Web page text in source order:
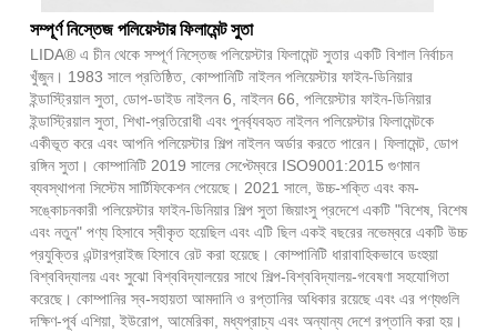
সম্পূর্ণ নিস্তেজ পলিয়েস্টার ফিলামেন্ট সুতা
LIDA® এ চীন থেকে সম্পূর্ণ নিস্তেজ পলিয়েস্টার ফিলামেন্ট সুতার একটি বিশাল নির্বাচন
খুঁজুন। 1983 সালে প্রতিষ্ঠিত, কোম্পানিটি নাইলন পলিয়েস্টার ফাইন-ডিনিয়ার
ইন্ডাস্ট্রিয়াল সুতা, ডোপ-ডাইড নাইলন 6, নাইলন 66, পলিয়েস্টার ফাইন-ডিনিয়ার
ইন্ডাস্ট্রিয়াল সুতা, শিখা-প্রতিরোধী এবং পুনর্ব্যবহৃত নাইলন পলিয়েস্টার ফিলামেন্টকে
একীভূত করে এবং আপনি পলিয়েস্টার শিল্প নাইলন অর্ডার করতে পারেন। ফিলামেন্ট, ডোপ
রঙ্গিন সুতা। কোম্পানিটি 2019 সালের সেপ্টেম্বরে ISO9001:2015 গুণমান
ব্যবস্থাপনা সিস্টেম সার্টিফিকেশন পেয়েছে। 2021 সালে, উচ্চ-শক্তি এবং কম-
সঙ্কোচনকারী পলিয়েস্টার ফাইন-ডিনিয়ার শিল্প সুতা জিয়াংসু প্রদেশে একটি "বিশেষ, বিশেষ
এবং নতুন" পণ্য হিসাবে স্বীকৃত হয়েছিল এবং এটি ছিল একই বছরের নভেম্বরে একটি উচ্চ
প্রযুক্তির এন্টারপ্রাইজ হিসাবে রেট করা হয়েছে। কোম্পানিটি ধারাবাহিকভাবে ডংহুয়া
বিশ্ববিদ্যালয় এবং সুঝো বিশ্ববিদ্যালয়ের সাথে শিল্প-বিশ্ববিদ্যালয়-গবেষণা সহযোগিতা
করেছে। কোম্পানির স্ব-সহায়তা আমদানি ও রপ্তানির অধিকার রয়েছে এবং এর পণ্যগুলি
দক্ষিণ-পূর্ব এশিয়া, ইউরোপ, আমেরিকা, মধ্যপ্রাচ্য এবং অন্যান্য দেশে রপ্তানি করা হয়।